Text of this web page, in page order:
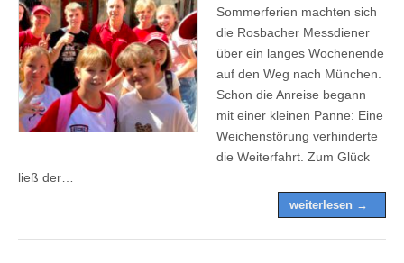
Sommerferien machten sich
die Rosbacher Messdiener
über ein langes Wochenende
auf den Weg nach München.
Schon die Anreise begann
mit einer kleinen Panne: Eine
Weichenstörung verhinderte
die Weiterfahrt. Zum Glück
ließ der…
weiterlesen →